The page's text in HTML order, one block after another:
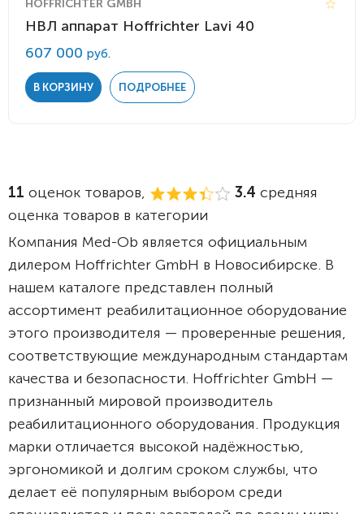
HOFFRICHTER GMBH
НВЛ аппарат Hoffrichter Lavi 40
607 000 руб.
В КОРЗИНУ ПОДРОБНЕЕ
11 оценок товаров, 3.4 средняя
оценка товаров в категории
Компания Med-Ob является официальным
дилером Hoffrichter GmbH в Новосибирске. В
нашем каталоге представлен полный
ассортимент реабилитационное оборудование
этого производителя — проверенные решения,
соответствующие международным стандартам
качества и безопасности. Hoffrichter GmbH —
признанный мировой производитель
реабилитационного оборудования. Продукция
марки отличается высокой надёжностью,
эргономикой и долгим сроком службы, что
делает её популярным выбором среди